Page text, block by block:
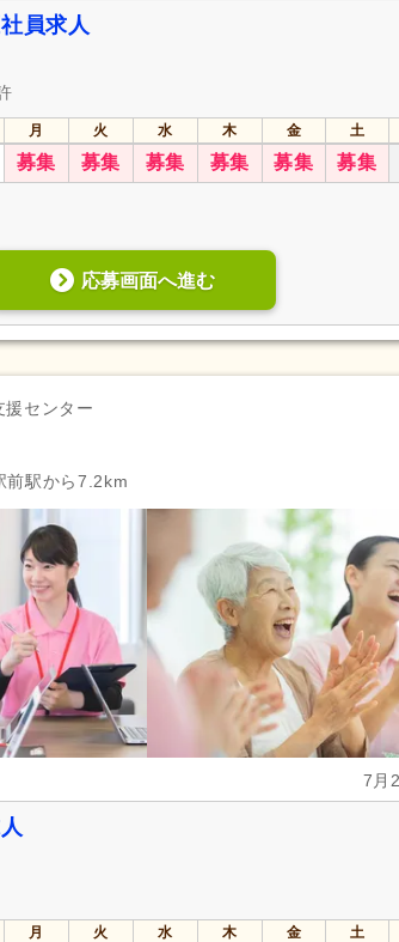
(285)
当(1,055) 制服あり(2,067)
り(118) 託児施設あり(306)
考慮あり(215) 扶養手当(455)
あり
可 (3,601) 自転車通勤可
員求人
月 火 水 木 金
土
募集 募集 募集 募集 募集 募集
応募画面へ進む
援センター
前駅から7.2km
7月
月 火 水 木 金
土